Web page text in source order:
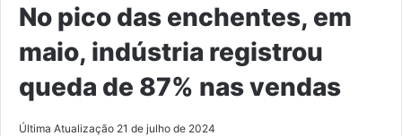
No pico das enchentes, em
maio, indústria registrou
queda de 87% nas vendas
Última Atualização 21 de julho de 2024